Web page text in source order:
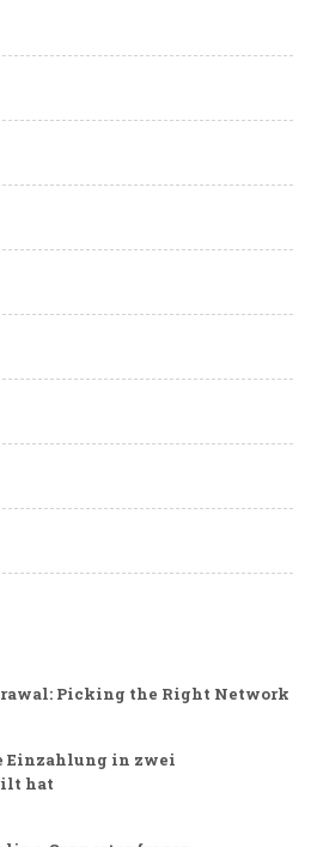
Picking the Right Network
Einzahlung in zwei
hat